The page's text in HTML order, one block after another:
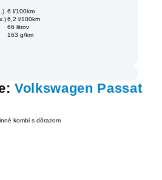
6 l/100km
6,2 l/100km
66 litrov
163 g/km
Volkswagen Passat